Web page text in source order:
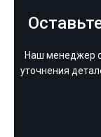
Наш менеджер
уточнения